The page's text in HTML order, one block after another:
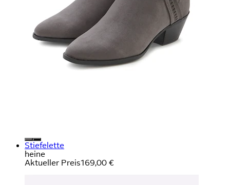
Stiefelette
heine
Aktueller Preis169,00 €